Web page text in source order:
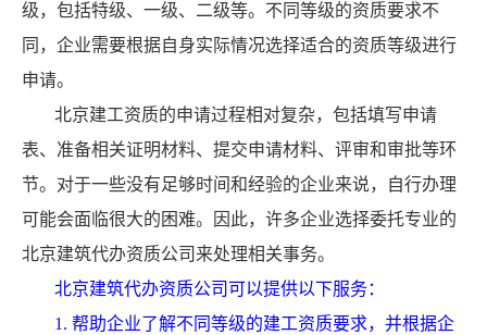
级，包括特级、一级、二级等。不同等级的资质要求不
同，企业需要根据自身实际情况选择适合的资质等级进行
申请。
北京建工资质的申请过程相对复杂，包括填写申请
表、准备相关证明材料、提交申请材料、评审和审批等环
节。对于一些没有足够时间和经验的企业来说，自行办理
可能会面临很大的困难。因此，许多企业选择委托专业的
北京建筑代办资质公司来处理相关事务。
北京建筑代办资质公司可以提供以下服务：
1. 帮助企业了解不同等级的建工资质要求，并根据企